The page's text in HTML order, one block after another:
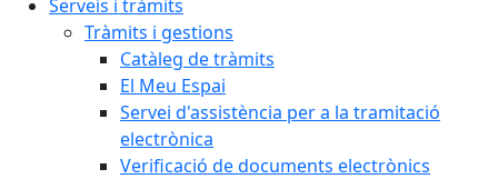
Serveis i tràmits
Tràmits i gestions
Catàleg de tràmits
El Meu Espai
Servei d'assistència per a la tramitació
electrònica
Verificació de documents electrònics